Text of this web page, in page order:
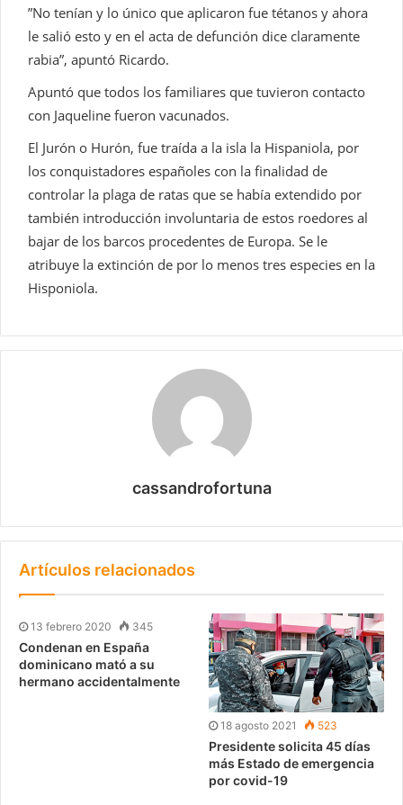
”No tenían y lo único que aplicaron fue tétanos y ahora
le salió esto y en el acta de defunción dice claramente
rabia”, apuntó Ricardo.
Apuntó que todos los familiares que tuvieron contacto
con Jaqueline fueron vacunados.
El Jurón o Hurón, fue traída a la isla la Hispaniola, por
los conquistadores españoles con la finalidad de
controlar la plaga de ratas que se había extendido por
también introducción involuntaria de estos roedores al
bajar de los barcos procedentes de Europa. Se le
atribuye la extinción de por lo menos tres especies en la
Hisponiola.
cassandrofortuna
Artículos relacionados
13 febrero 2020 345
Condenan en España
dominicano mató a su
hermano accidentalmente
18 agosto 2021 523
Presidente solicita 45 días
más Estado de emergencia
por covid-19